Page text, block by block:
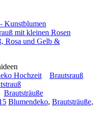
Kunstblumen
mit kleinen Rosen
Rosa und Gelb &
Hochzeit
Brautsrauß
Brautsträuße
Blumendeko, Brautsträuße,